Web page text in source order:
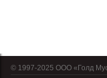
© 1997-2025 OOO «Голд